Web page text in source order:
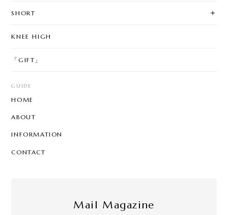
SHORT
KNEE HIGH
「GIFT」
GUIDE
HOME
ABOUT
INFORMATION
CONTACT
Mail Magazine